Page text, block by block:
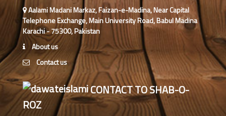
احمد رضا ہاشمی (درجہ خامسہ مرکزی
جامعۃ المدينہ فيضان عثمان غنى،
کراچی،پاکستان)
ارشد علی عطاری (درجہ خامسہ
مرکزی جامعۃ المدینہ فیضانِ مدینہ،
کراچی،پاکستان)
عبدالرؤف (درجہ سابعہ جامعۃ المدینہ
فیضان بغداد ،کراچی،پاکستان)
Aalami Madani Markaz, Faizan-e-Madina, Near Capital
Telephone Exchange, Main University Road, Babul Madina
Karachi - 75300, Pakistan
About us
Contact us
CONTACT TO SHAB-O-
ROZ